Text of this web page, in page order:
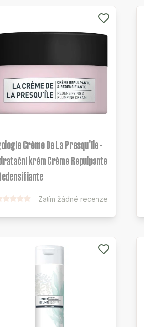
Crème De La Presqu'île -
krém Crème Repulpante
Zatím žádné recenze